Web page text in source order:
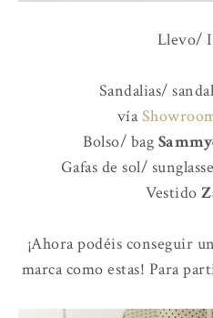
Llevo/
Sandalias/
vía
Bolso/ bag
Gafas de sol/
Vestido
¡Ahora podéis conseguir
marca como estas! Para